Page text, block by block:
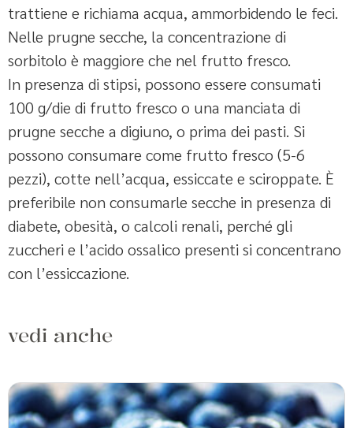
trattiene e richiama acqua, ammorbidendo le feci.
Nelle prugne secche, la concentrazione di
sorbitolo è maggiore che nel frutto fresco.
In presenza di stipsi, possono essere consumati
100 g/die di frutto fresco o una manciata di
prugne secche a digiuno, o prima dei pasti. Si
possono consumare come frutto fresco (5-6
pezzi), cotte nell’acqua, essiccate e sciroppate. È
preferibile non consumarle secche in presenza di
diabete, obesità, o calcoli renali, perché gli
zuccheri e l’acido ossalico presenti si concentrano
con l’essiccazione.
vedi anche